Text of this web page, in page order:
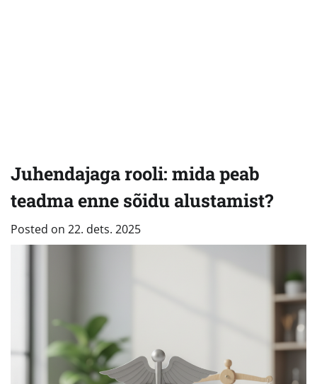
Juhendajaga rooli: mida peab
teadma enne sõidu alustamist?
Posted on 22. dets. 2025